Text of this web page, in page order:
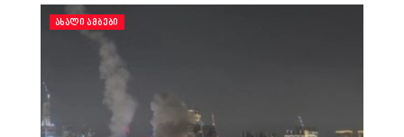
ᲐᲮᲐᲚᲘ ᲐᲛᲑᲔᲑᲘ